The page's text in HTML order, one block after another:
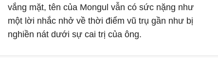
vắng mặt, tên của Mongul vẫn có sức nặng như
một lời nhắc nhở về thời điểm vũ trụ gần như bị
nghiền nát dưới sự cai trị của ông.